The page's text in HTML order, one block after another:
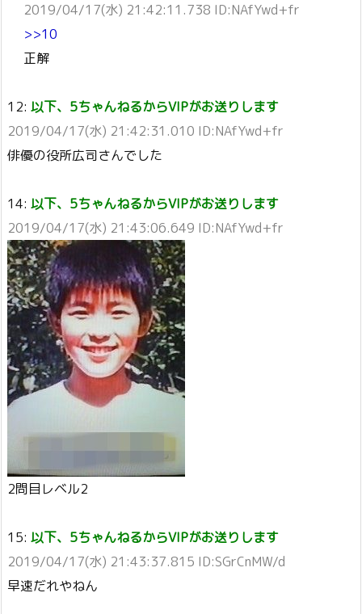
2019/04/17(水) 21:42:11.738 ID:NAfYwd+fr
>>10
正解
12: 以下、5ちゃんねるからVIPがお送りします
2019/04/17(水) 21:42:31.010 ID:NAfYwd+fr
俳優の役所広司さんでした
14: 以下、5ちゃんねるからVIPがお送りします
2019/04/17(水) 21:43:06.649 ID:NAfYwd+fr
2問目レベル2
15: 以下、5ちゃんねるからVIPがお送りします
2019/04/17(水) 21:43:37.815 ID:SGrCnMW/d
早速だれやねん